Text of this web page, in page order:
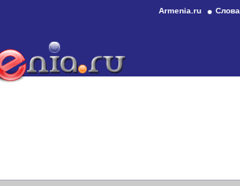
Armenia.ru